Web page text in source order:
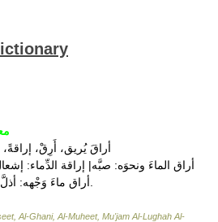
أراقَ يُريق، أَرِقْ،
Al-Ghani, Al-Muheet, Mu'jam Al-Lughah Al-